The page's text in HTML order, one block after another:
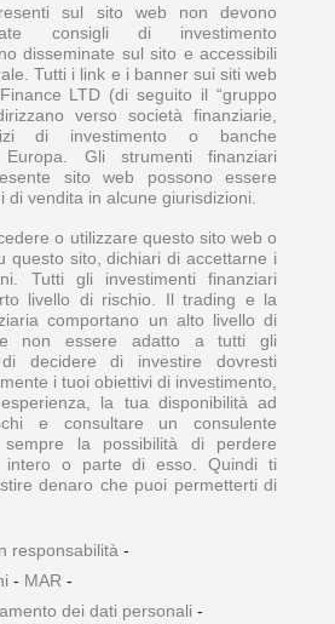
sul sito web non devono
consigli di investimento
disseminate sul sito e accessibili
Tutti i link e i banner sui siti web
LTD (di seguito il “gruppo
verso società finanziarie,
di investimento o banche
Gli strumenti finanziari
sito web possono essere
di vendita in alcune giurisdizioni.
o utilizzare questo sito web o
questo sito, dichiari di accettarne i
Tutti gli investimenti finanziari
livello di rischio. Il trading e la
comportano un alto livello di
non essere adatto a tutti gli
decidere di investire dovresti
i tuoi obiettivi di investimento,
la tua disponibilità ad
e consultare un consulente
sempre la possibilità di perdere
intero o parte di esso. Quindi ti
denaro che puoi permetterti di
responsabilità -
- MAR -
dei dati personali -